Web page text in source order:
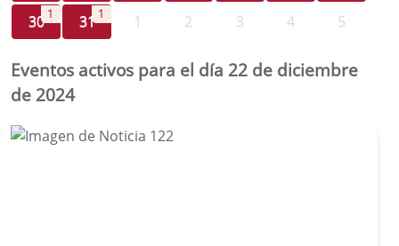
30 1 31 1 1 2 3 4 5
Eventos activos para el día 22 de diciembre
de 2024